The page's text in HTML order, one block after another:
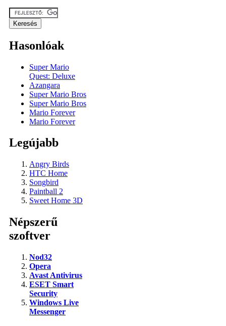
Hasonlóak
Super Mario
Quest: Deluxe
Azangara
Super Mario Bros
Super Mario Bros
Mario Forever
Mario Forever
Legújabb
Angry Birds
HTC Home
Songbird
Paintball 2
Sweet Home 3D
Népszerű
szoftver
Nod32
Opera
Avast Antivirus
ESET Smart
Security
Windows Live
Messenger